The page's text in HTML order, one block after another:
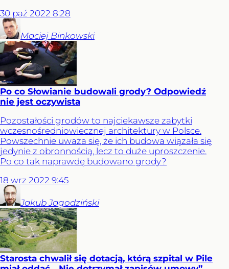
30 paź 2022 8:28
Maciej Binkowski
Po co Słowianie budowali grody? Odpowiedź
nie jest oczywista
Pozostałości grodów to najciekawsze zabytki
wczesnośredniowiecznej architektury w Polsce.
Powszechnie uważa się, że ich budowa wiązała się
jedynie z obronnością, lecz to duże uproszczenie.
Po co tak naprawdę budowano grody?
18 wrz 2022 9:45
Jakub Jagodziński
Starosta chwalił się dotacją, którą szpital w Pile